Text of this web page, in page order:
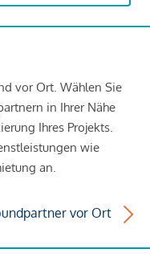
vor Ort. Wählen Sie
in Ihrer Nähe
Ihres Projekts.
wie
an.
vor Ort